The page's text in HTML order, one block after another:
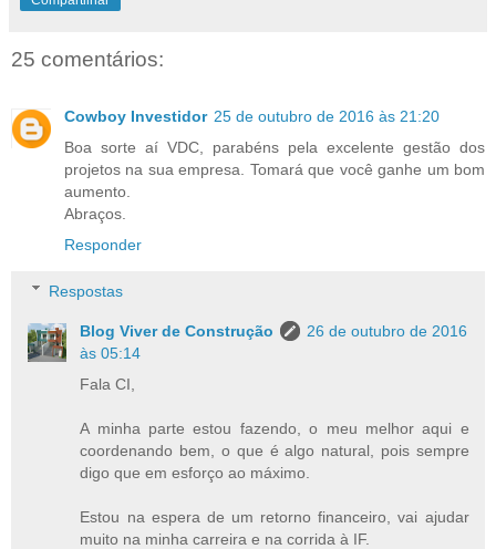
25 comentários:
Cowboy Investidor 25 de outubro de 2016 às 21:20
Boa sorte aí VDC, parabéns pela excelente gestão dos
projetos na sua empresa. Tomará que você ganhe um bom
aumento.
Abraços.
Responder
Respostas
Blog Viver de Construção
26 de outubro de 2016
às 05:14
Fala CI,
A minha parte estou fazendo, o meu melhor aqui e
coordenando bem, o que é algo natural, pois sempre
digo que em esforço ao máximo.
Estou na espera de um retorno financeiro, vai ajudar
muito na minha carreira e na corrida à IF.